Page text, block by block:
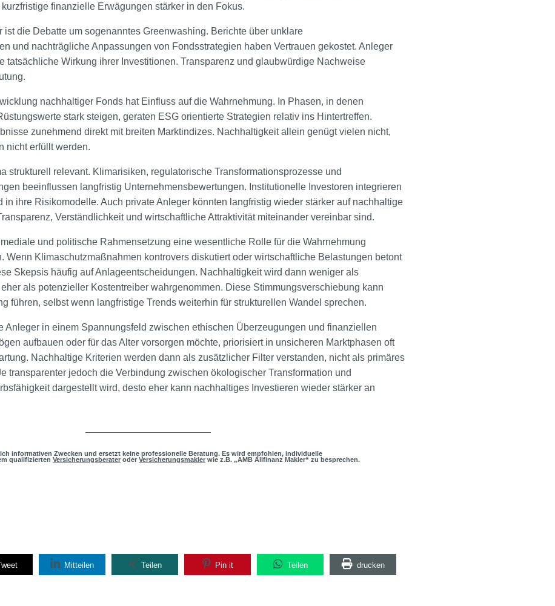
finanzielle Erwägungen stärker in den Fokus.
ist die Debatte um sogenanntes Greenwashing. Berichte über unklare
und nachträgliche Anpassungen von Fondsstrategien haben Vertrauen gekostet. Anleger
tatsächliche Wirkung ihrer Investitionen. Transparenz und glaubwürdige Nachweise
nachhaltiger Fonds hat Einfluss auf die Wahrnehmung. In Phasen, in denen
stark steigen, geraten ESG orientierte Strategien relativ ins Hintertreffen.
zunehmend direkt mit breiten Marktindizes. Nachhaltigkeit allein genügt vielen nicht,
nicht erfüllt werden.
strukturell relevant. Klimarisiken, regulatorische Transformationsprozesse und
beeinflussen langfristig Unternehmensbewertungen. Institutionelle Investoren integrieren
in ihre Risikomodelle. Auch private Anleger könnten langfristig wieder stärker auf nachhaltige
Verständlichkeit und wirtschaftliche Attraktivität miteinander vereinbar sind.
und politische Rahmensetzung eine wesentliche Rolle für die Wahrnehmung
Wenn Klimaschutzmaßnahmen kontrovers diskutiert oder wirtschaftliche Belastungen betont
Skepsis häufig auf Anlageentscheidungen. Nachhaltigkeit wird dann weniger als
als potenzieller Kostentreiber wahrgenommen. Diese Stimmungsverschiebung kann
führen, selbst wenn langfristige Trends weiterhin für strukturellen Wandel sprechen.
Anleger in einem Spannungsfeld zwischen ethischen Überzeugungen und finanziellen
aufbauen oder für das Alter vorsorgen möchte, priorisiert in unsicheren Marktphasen oft
Nachhaltige Kriterien werden dann als zusätzlicher Filter verstanden, nicht als primäres
transparenter jedoch die Verbindung zwischen ökologischer Transformation und
dargestellt wird, desto eher kann nachhaltiges Investieren wieder stärker an
informativen Zwecken und ersetzt keine professionelle Beratung. Es wird empfohlen, individuelle
qualifizierten Versicherungsberater oder Versicherungsmakler wie z.B. „AMB Allfinanz Makler“ zu besprechen.
Mitteilen Teilen Pin it Teilen drucken